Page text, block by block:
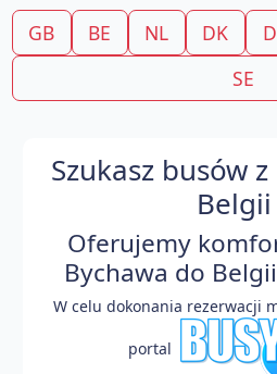
GB BE NL DK
SE
Szukasz busów
Belgii
Oferujemy
Bychawa do
W celu dokonania rezerwacji
portal